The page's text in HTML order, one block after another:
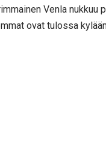
Venla nukkuu
ovat tulossa